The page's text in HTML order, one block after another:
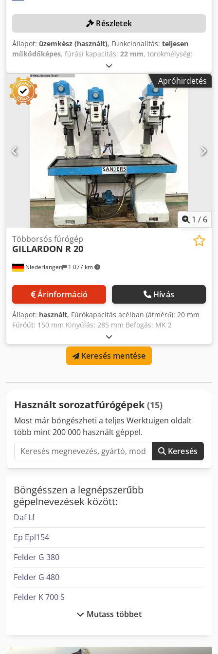
Részletek
Állapot: üzemkész (használt), Funkcionalitás: teljesen
működőképes, fúrási kapacitás: 22 mm, torokmélység:
1 800 mm
mm, fordulatszám (max.):3 600 ford/min, MŰSZAKI
ADATOK Fúrási mélység: 120 mm Fúrási kapacitás: 22 mm
Kinyúlás: 370 mm Fúróegységek száma: 4 Teljesítmény: 4,4
kW Asztal típusa: Fix asztal Asztal méretei: 1.800 x 500 mm
Főorsó teljesítménye: 1,0 kW Orsó fordulatszám-tartomány:
345 - 3.600 ford/perc GÉPADATOK Méretek és tömeg
Méretek (H x Sz x M): 1.900 x 1.000 x 1.900 mm Saját tömeg:
1.500 kg Crjdpfx Abey Hg E Ts Ssf Szállítási csomagok
száma: 1 FELSZERELTSÉG Dokumentáció Hagyományos
Apróhirdetés
1 / 6
Niederlangen 1 077 km
Többorsós fúrógép
GILLARDON R 20
Árinformáció Hívás
Állapot: használt, Fúrókapacitás acélban (átmérő): 20 mm
Fúróút: 150 mm Kinyúlás: 285 mm Befogás: MK 2
Fordulatszám-tartomány: 150 - 3000 ford/perc Tömeg: 1700
kg Helyigény: kb. 1600 x 700 x 1850 mm Felszereltség:
Crsdpfx Absygm R Uj Sjf - Sorozatfúrógép 3 fúróegységgel -
1 fúrófej bal-/jobbmenettel - Hűtőfolyadék-rendszer -
Keresés mentése
Használt sorozatfúrógépek (15)
Most már böngészheti a teljes Werktuigen oldalt
több mint 200 000 használt géppel.
Keresés
Böngésszen a legnépszerűbb
gépelnevezések között:
Daf Lf
Ep Epl154
Felder G 380
Felder G 480
Felder K 700 S
Langzauner Lzg-M-Ii-SyMutass többet